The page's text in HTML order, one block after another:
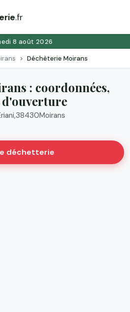
.fr
8 août 2026
Déchèterie Moirans
: coordonnées,
,38430Moirans
déchetterie